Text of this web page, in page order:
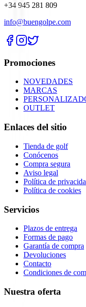
+34 945 281 809
info@buengolpe.com
Promociones
NOVEDADES
MARCAS
OUTLET
Enlaces del sitio
Tienda de golf
Conócenos
Compra segura
Aviso legal
Política de
Política de cookies
Servicios
Plazos de entrega
Formas de pago
Garantía de compra
Devoluciones
Contacto
Condiciones de
Nuestra oferta